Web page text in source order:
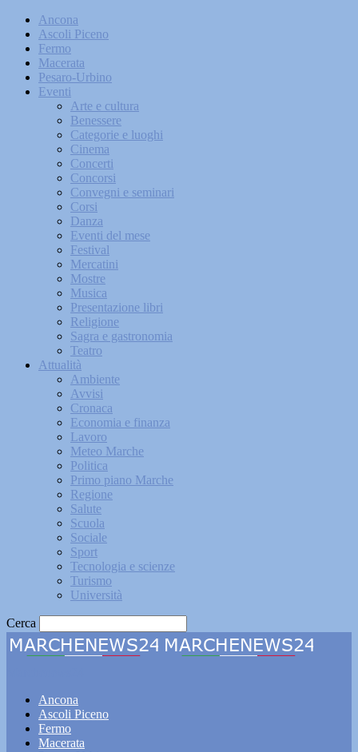
Ancona
Ascoli Piceno
Fermo
Macerata
Pesaro-Urbino
Eventi
Arte e cultura
Benessere
Categorie e luoghi
Cinema
Concerti
Concorsi
Convegni e seminari
Corsi
Danza
Eventi del mese
Festival
Mercatini
Mostre
Musica
Presentazione libri
Religione
Sagra e gastronomia
Teatro
Attualità
Ambiente
Avvisi
Cronaca
Economia e finanza
Lavoro
Meteo Marche
Politica
Primo piano Marche
Regione
Salute
Scuola
Sociale
Sport
Tecnologia e scienze
Turismo
Università
Cerca
Ancona
Ascoli Piceno
Fermo
Macerata